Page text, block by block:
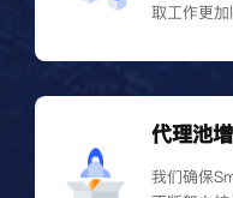
取工作更加
代理池
我们确保